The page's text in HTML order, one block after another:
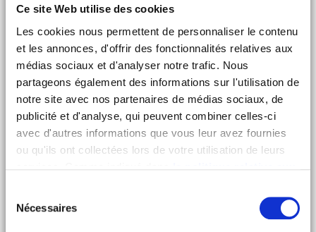
Ce site Web utilise des cookies
Les cookies nous permettent de personnaliser le contenu
et les annonces, d'offrir des fonctionnalités relatives aux
médias sociaux et d'analyser notre trafic. Nous
partageons également des informations sur l'utilisation de
notre site avec nos partenaires de médias sociaux, de
publicité et d'analyse, qui peuvent combiner celles-ci
avec d'autres informations que vous leur avez fournies
ou qu'ils ont collectées lors de votre utilisation de leurs
cliquant sur « tout autoriser » ; vous refusez ce dépôt de
cookies (sauf cookies nécessaires) en cliquant sur « tout
Nécessaires
QUEEN SIZE BED
BUREAU & COFFRE FORT